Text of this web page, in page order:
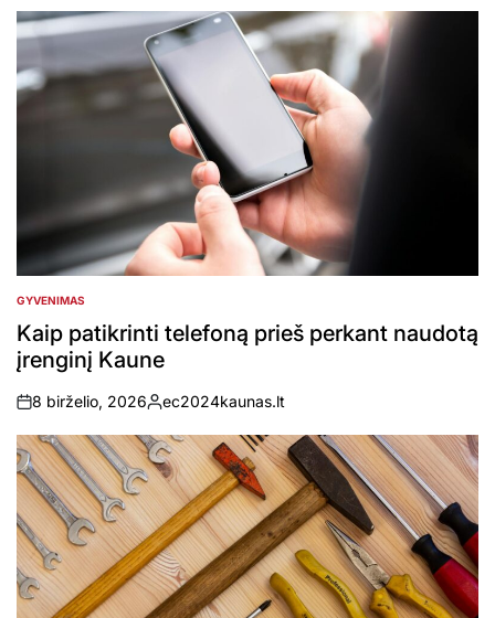
by
POSTED
IN
GYVENIMAS
Kaip patikrinti telefoną prieš perkant naudotą
įrenginį Kaune
on
8 birželio, 2026
Posted
by
ec2024kaunas.lt